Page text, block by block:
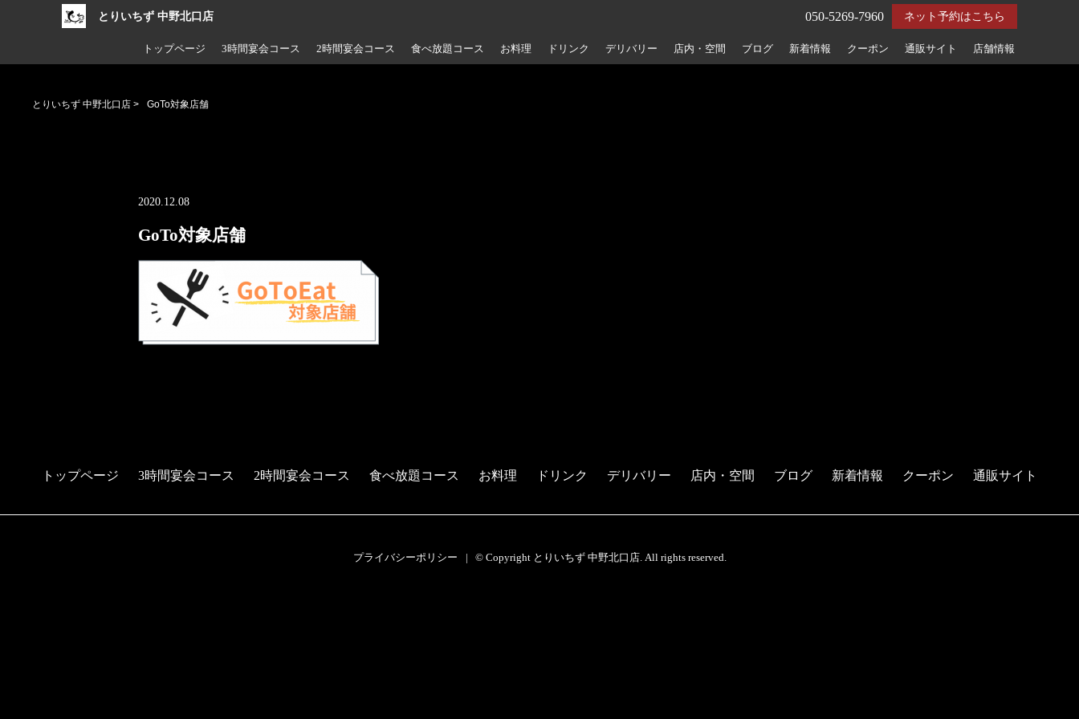
とりいちず 中野北口店 ネット予約はこちら
050-5269-7960
トップページ 3時間宴会コース 2時間宴会コース 食べ放題コース お料理 ドリンク デリバリー 店内・空間 ブログ 新着情報 クーポン 通販サイト 店舗情報
とりいちず 中野北口店 > GoTo対象店舗
2020.12.08
GoTo対象店舗
トップページ 3時間宴会コース 2時間宴会コース 食べ放題コース お料理 ドリンク デリバリー 店内・空間 ブログ 新着情報 クーポン 通販サイト
プライバシーポリシー © Copyright とりいちず 中野北口店. All rights reserved.